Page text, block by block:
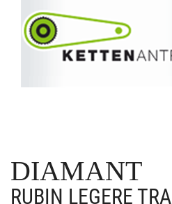
DIAMANT
RUBIN LEGERE TRA